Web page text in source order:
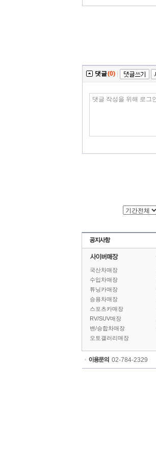
댓글(0)
국산차매장
수입차매장
튜닝카매장
승용차매장
스포츠카매장
RV/SUV매장
밴/승합차매장
오토갤러리매장
02-784-2329